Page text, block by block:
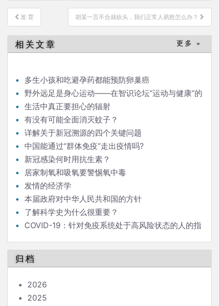
文
章
导
航
发 育 胡某一言不合就砍头，我们正常人易怒怎么办？
相关文章 更多 »
多生小孩和吃避孕药都能预防卵巢癌
野外远足是身心运动——在智识论坛“运动与健康”的
发言生活中真正要担心的辐射
有没有可能全面消灭蚊子？
详解关于新冠溯源的四个关键问题
中国能通过“群体免疫”走出疫情吗?
新冠感染何时用抗生素？
居家制氧和吸氧要警惕氧中毒
发情的经济学
本届政府对中华人民共和国的方针
了解科学史为什么很重要？
COVID-19：针对免疫系统处于高风险状态的人的指
归档
2026
2025